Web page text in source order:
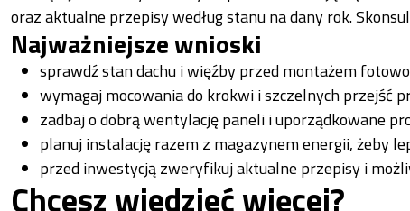
oraz aktualne przepisy według stanu na dany rok.
Najważniejsze wnioski
sprawdź stan dachu i więźby przed montażem
wymagaj mocowania do krokwi i szczelnych przejść
zadbaj o dobrą wentylację paneli i uporządkowane
planuj instalację razem z magazynem energii, żeby
przed inwestycją zweryfikuj aktualne przepisy i
Chcesz wiedzieć więcej?